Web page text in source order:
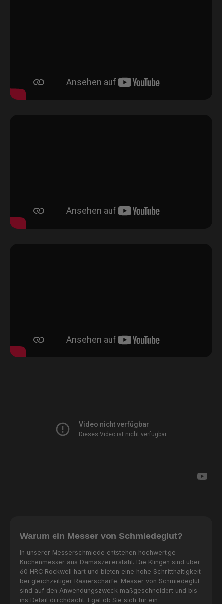
Warum ein Messer von Schmiedeglut?
In unserer Messerschmiede entstehen hochwertige
Küchenmesser aus Damaszenerstahl. Die Klingen sind über
60 HRC Rockwell hart und bieten eine hohe Schnitthaltigkeit
bei gleichzeitiger Rasierschärfe. Messer von Schmiedeglut
sind auf den Anwendungszweck maßgeschneidert und bis
ins Detail durchdacht. Egal ob Sie sich für ein